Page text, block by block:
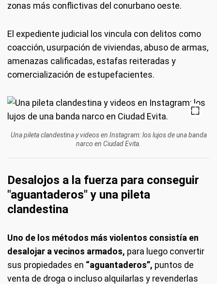
zonas más conflictivas del conurbano oeste.
El expediente judicial los vincula con delitos como
coacción, usurpación de viviendas, abuso de armas,
amenazas calificadas, estafas reiteradas y
comercialización de estupefacientes.
Una pileta clandestina y videos en Instagram: los lujos de una banda
narco en Ciudad Evita.
Desalojos a la fuerza para conseguir
"aguantaderos" y una pileta
clandestina
Uno de los métodos más violentos consistía en
desalojar a vecinos armados, para luego convertir
sus propiedades en “aguantaderos”, puntos de
venta de droga o incluso alquilarlas y revenderlas